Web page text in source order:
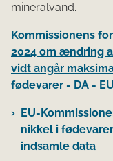
mineralvand.
Kommissionens
2024 om ændring
vidt angår
fødevarer - DA -
EU-
nikkel i
indsamle data